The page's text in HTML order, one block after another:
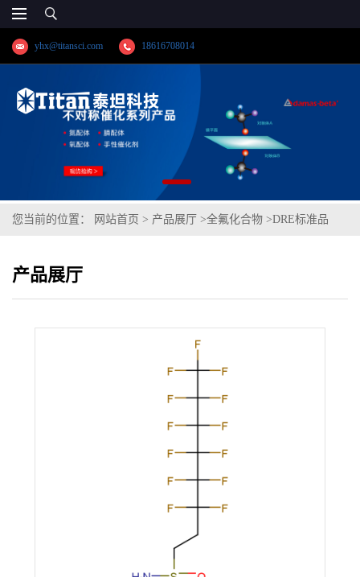
yhx@titansci.com 18616708014
您当前的位置： 网站首页 > 产品展厅 >全氟化合物 >DRE标准品
应）
产品展厅